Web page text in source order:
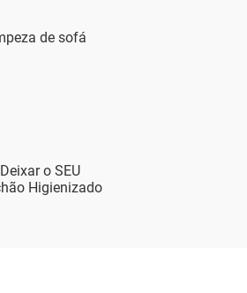
de sofá
o SEU
Higienizado